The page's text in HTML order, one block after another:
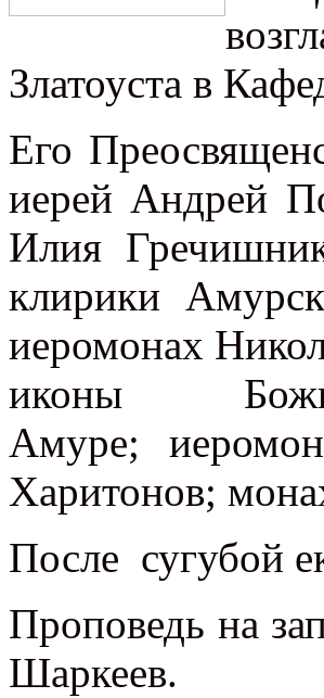
Златоуста в
Его
иерей Андрей
Илия
клирики
иеромонах
иконы
Амуре;
Харитонов;
После сугубой
Проповедь на
Шаркеев.